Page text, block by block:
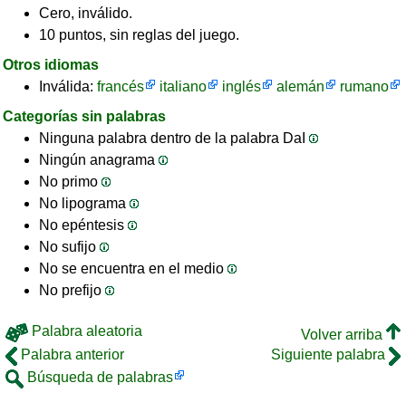
Cero, inválido.
10 puntos, sin reglas del juego.
Otros idiomas
Inválida: francés italiano inglés alemán
rumano
Categorías sin palabras
Ninguna palabra dentro de la palabra DaI
Ningún anagrama
No primo
No lipograma
No epéntesis
No sufijo
No se encuentra en el medio
No prefijo
Palabra aleatoria
Volver arriba
Palabra anterior
Siguiente palabra
Búsqueda de palabras